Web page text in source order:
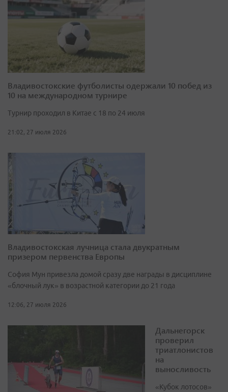
Владивостокские футболисты одержали 10 побед из
10 на международном турнире
Турнир проходил в Китае с 18 по 24 июля
21:02, 27 июля 2026
Владивостокская лучница стала двукратным
призером первенства Европы
София Мун привезла домой сразу две награды в дисциплине
«блочный лук» в возрастной категории до 21 года
12:06, 27 июля 2026
Дальнегорск
проверил
триатлонистов
на
выносливость
«Кубок лотосов»